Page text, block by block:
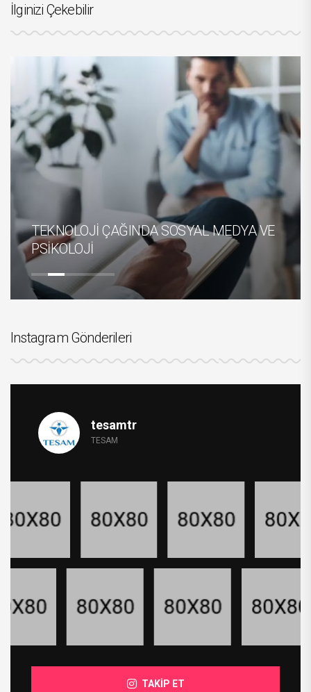
İlginizi Çekebilir
DEPREM VE TÜRKİYE’YE YÖNELİK
TEHLİKELER
Instagram Gönderileri
tesamtr
TESAM
TAKİP ET